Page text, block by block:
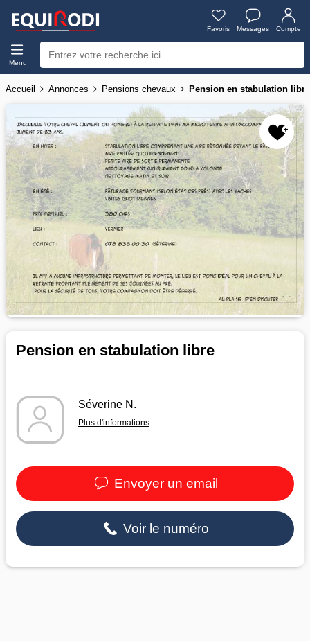
Favoris Messages Compte
Menu
Accueil Annonces Pensions chevaux Pension en stabulation libre
Pension en stabulation libre
Séverine N.
Plus d'informations
Envoyer un email
Voir le numéro